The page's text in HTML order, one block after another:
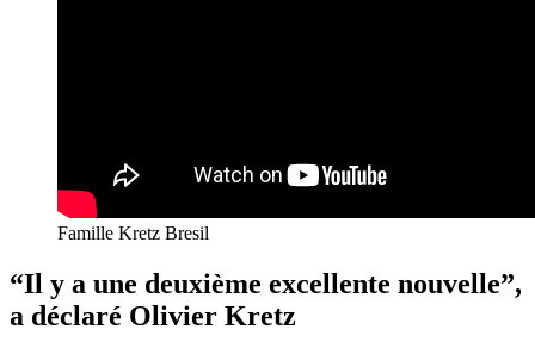
Famille Kretz Bresil
“Il y a une deuxième excellente nouvelle”,
a déclaré Olivier Kretz